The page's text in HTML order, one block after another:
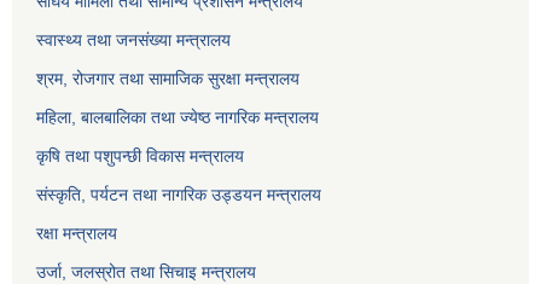
स्वास्थ्य तथा जनसंख्या मन्त्रालय
श्रम, रोजगार तथा सामाजिक सुरक्षा मन्त्रालय
महिला, बालबालिका तथा ज्येष्ठ नागरिक मन्त्रालय
कृषि तथा पशुपन्छी विकास मन्त्रालय
संस्कृति, पर्यटन तथा नागरिक उड्डयन मन्त्रालय
रक्षा मन्त्रालय
उर्जा, जलस्रोत तथा सिचाइ मन्त्रालय